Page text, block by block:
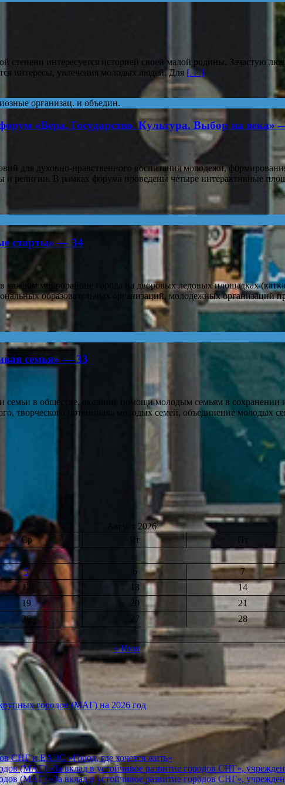
интересуется историей своей малой родины. Зачастую
интересы, увлечения молодых людей. Для [. . .]
организац. и объедин.
«Вера. Государство. Культура. Выбор на века»
для духовно-нравственного воспитания молодежи,
и религии. В рамках форума проведены четыре интерактивные
старты» — 34
микрорайоне города на дворовых ледовых площадках
образовательных организаций, молодежных организаций
семья» — 33
в обществе, оказание помощи молодым семьям в сохранении
творческого потенциала молодых семей, объединение молодых
Август 2026
Ср Чт
5 6 7
12 13 14
19 20 21
26 27 28
« Июл
городов (МАГ) на 2026 год
СНГ и ЕАЭС «Город, где хочется жить»
(МАГ) «За вклад в устойчивое развитие городов СНГ»,
(МАГ) «За вклад в устойчивое развитие городов СНГ»,